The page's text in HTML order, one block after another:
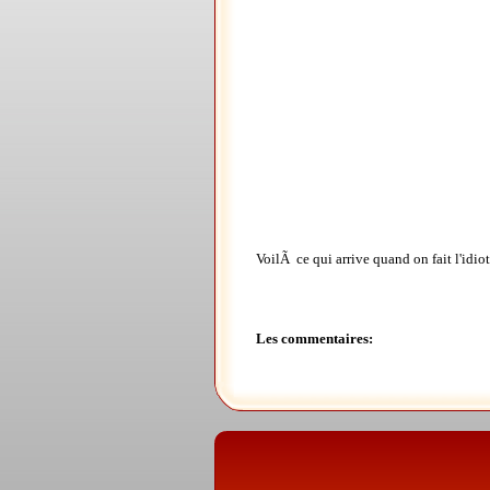
VoilÃ ce qui arrive quand on fait
Les commentaires: